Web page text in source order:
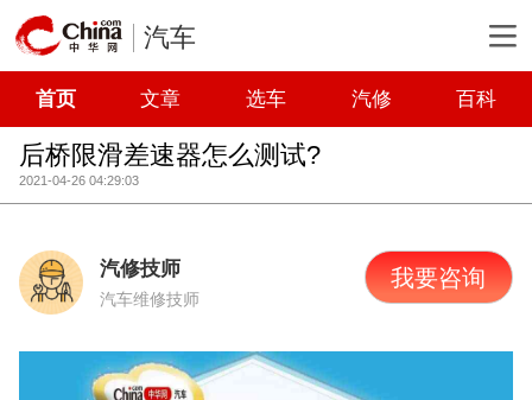
汽车
首页 文章 选车 汽修 百科
后桥限滑差速器怎么测试?
2021-04-26 04:29:03
汽修技师
汽车维修技师
我要咨询